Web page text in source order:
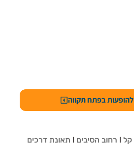
בפתח תקווה
קל רחוב הסיבים תאונת דרכים